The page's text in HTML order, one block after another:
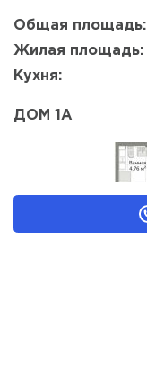
Общая площадь:
Жилая площадь:
Кухня:
ДОМ 1А